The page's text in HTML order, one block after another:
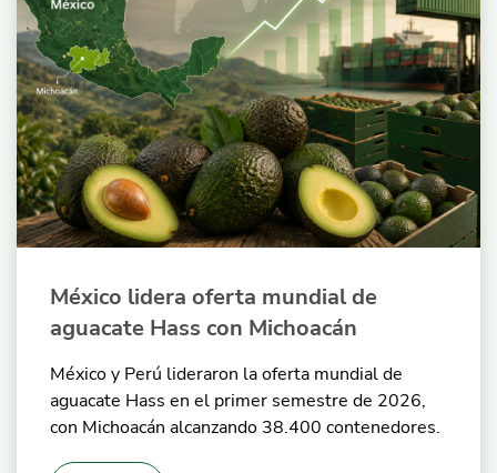
México lidera oferta mundial de
aguacate Hass con Michoacán
México y Perú lideraron la oferta mundial de
aguacate Hass en el primer semestre de 2026,
con Michoacán alcanzando 38.400 contenedores.